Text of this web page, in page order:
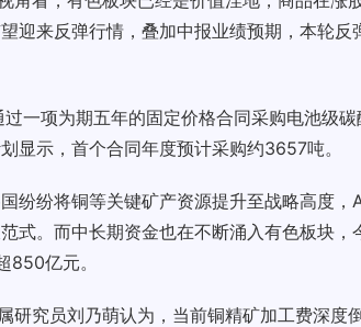
来反弹行情，叠加中报业绩预期，本轮反
一项为期五年的固定价格合同采购电池级
显示，首个合同年度预计采购约3657吨。
纷纷将铜等关键矿产资源提升至战略高度
式。而中长期资金也在不断涌入有色板块，
850亿元。
研究员刘乃萌认为，当前铜精矿加工费深度